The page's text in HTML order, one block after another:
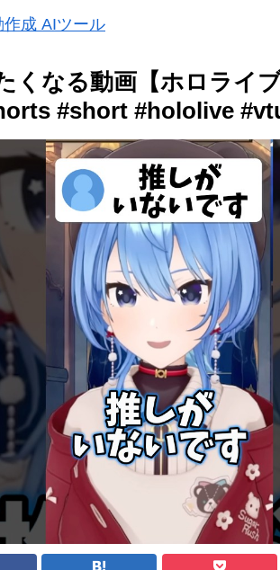
成 AIツール
くなる動画【ホロライ
#short #hololive